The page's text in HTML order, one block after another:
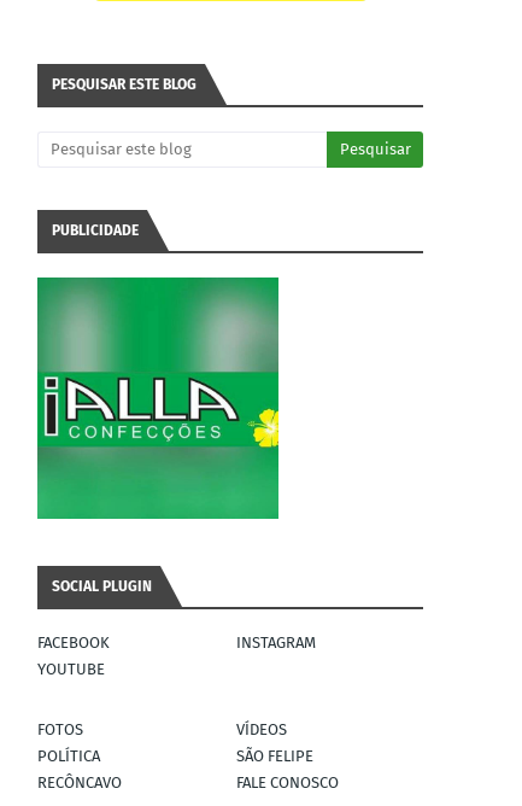
PESQUISAR ESTE BLOG
PUBLICIDADE
SOCIAL PLUGIN
FACEBOOK
INSTAGRAM
YOUTUBE
FOTOS
VÍDEOS
POLÍTICA
SÃO FELIPE
RECÔNCAVO
FALE CONOSCO